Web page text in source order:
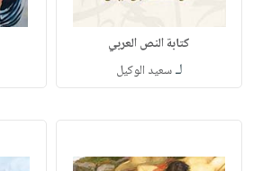
كتابة النص العربي
لـسعيد الوكيل